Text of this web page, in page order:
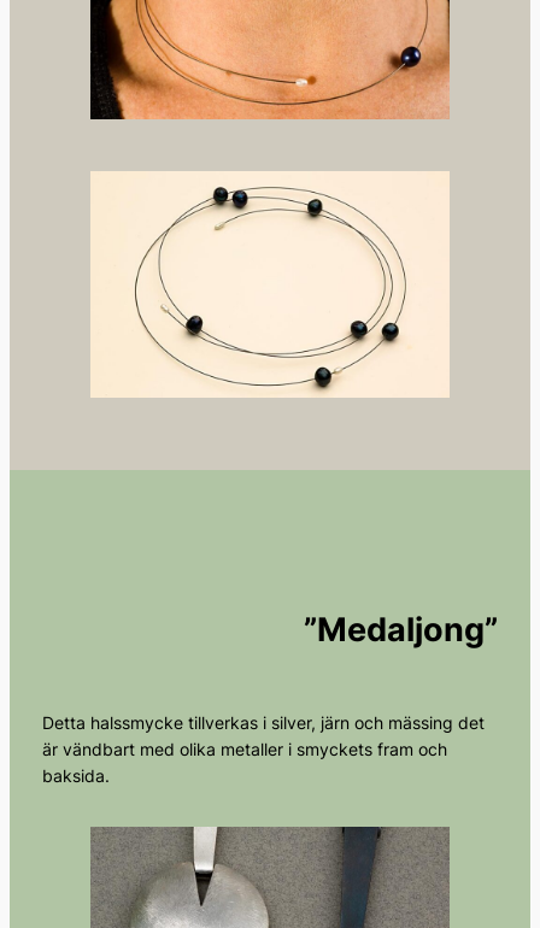
”Medaljong”
Detta halssmycke tillverkas i silver, järn och mässing det
är vändbart med olika metaller i smyckets fram och
baksida.